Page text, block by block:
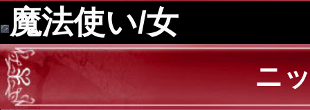
魔法使い/女
ニ